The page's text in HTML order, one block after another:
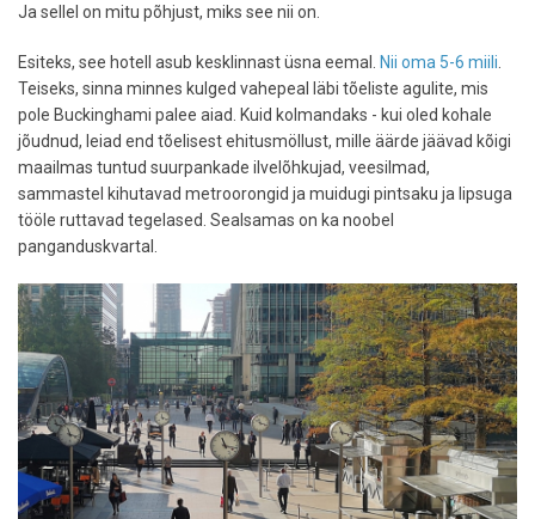
Ja sellel on mitu põhjust, miks see nii on.
Esiteks, see hotell asub kesklinnast üsna eemal. Nii oma 5-6 miili
Teiseks, sinna minnes kulged vahepeal läbi tõeliste agulite, mis
pole Buckinghami palee aiad. Kuid kolmandaks - kui oled kohale
jõudnud, leiad end tõelisest ehitusmöllust, mille äärde jäävad kõigi
maailmas tuntud suurpankade ilvelõhkujad, veesilmad,
sammastel kihutavad metroorongid ja muidugi pintsaku ja lipsuga
tööle ruttavad tegelased. Sealsamas on ka noobel
panganduskvartal.